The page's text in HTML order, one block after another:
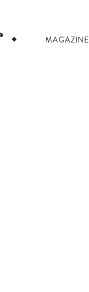
MAGAZINE